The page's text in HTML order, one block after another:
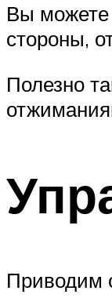
Вы можете
стороны,
Полезно
Приводим